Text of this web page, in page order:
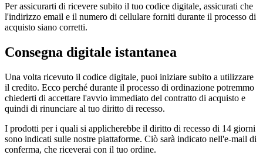
Per assicurarti di ricevere subito il tuo codice digitale, assicurati che
l'indirizzo email e il numero di cellulare forniti durante il processo di
acquisto siano corretti.
Consegna digitale istantanea
Una volta ricevuto il codice digitale, puoi iniziare subito a utilizzare
il credito. Ecco perché durante il processo di ordinazione potremmo
chiederti di accettare l'avvio immediato del contratto di acquisto e
quindi di rinunciare al tuo diritto di recesso.
I prodotti per i quali si applicherebbe il diritto di recesso di 14 giorni
sono indicati sulle nostre piattaforme. Ciò sarà indicato nell'e-mail di
conferma, che riceverai con il tuo ordine.